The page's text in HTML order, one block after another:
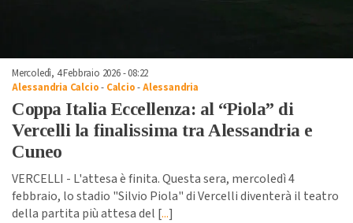
Mercoledì, 4 Febbraio 2026 - 08:22
Alessandria Calcio- Calcio-Alessandria
Coppa Italia Eccellenza: al “Piola” di
Vercelli la finalissima tra Alessandria e
Cuneo
VERCELLI - L'attesa è finita. Questa sera, mercoledì 4
febbraio, lo stadio "Silvio Piola" di Vercelli diventerà il teatro
della partita più attesa del [...]